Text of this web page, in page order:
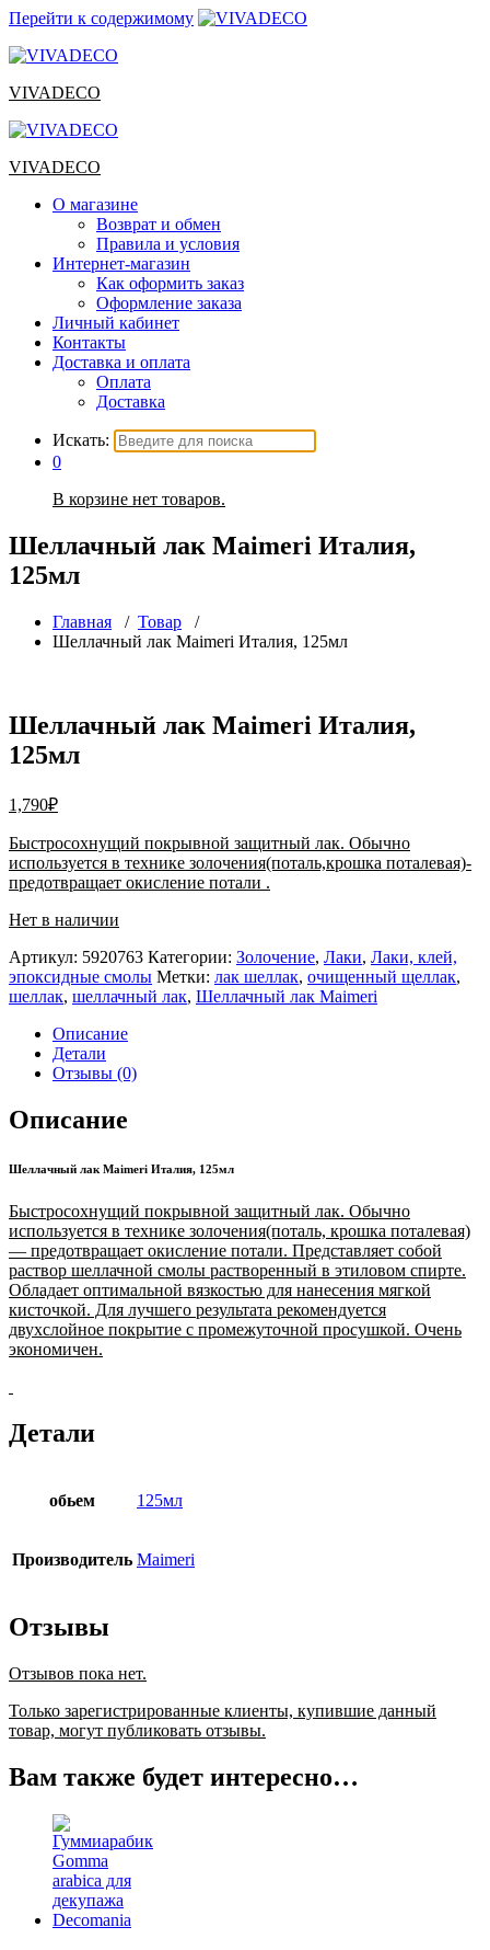
Перейти к содержимому
VIVADECO
VIVADECO
О магазине
Возврат и обмен
Правила и условия
Интернет-магазин
Как оформить заказ
Оформление заказа
Личный кабинет
Контакты
Доставка и оплата
Оплата
Доставка
Искать:
0
В корзине нет товаров.
Шеллачный лак Maimeri Италия,
125мл
Главная / Товар /
Шеллачный лак Maimeri Италия, 125мл
Шеллачный лак Maimeri Италия,
125мл
1,790₽
Быстросохнущий покрывной защитный лак. Обычно
используется в технике золочения(поталь,крошка поталевая)-
предотвращает окисление потали .
Нет в наличии
Артикул: 5920763 Категории: Золочение, Лаки, Лаки, клей,
эпоксидные смолы Метки: лак шеллак, очищенный щеллак,
шеллак, шеллачный лак, Шеллачный лак Maimeri
Описание
Детали
Отзывы (0)
Описание
Шеллачный лак Maimeri Италия, 125мл
Быстросохнущий покрывной защитный лак. Обычно
используется в технике золочения(поталь, крошка поталевая)
— предотвращает окисление потали. Представляет собой
раствор шеллачной смолы растворенный в этиловом спирте.
Обладает оптимальной вязкостью для нанесения мягкой
кисточкой. Для лучшего результата рекомендуется
двухслойное покрытие с промежуточной просушкой. Очень
экономичен.
Детали
обьем 125мл
Производитель Maimeri
Отзывы
Отзывов пока нет.
Только зарегистрированные клиенты, купившие данный
товар, могут публиковать отзывы.
Вам также будет интересно…